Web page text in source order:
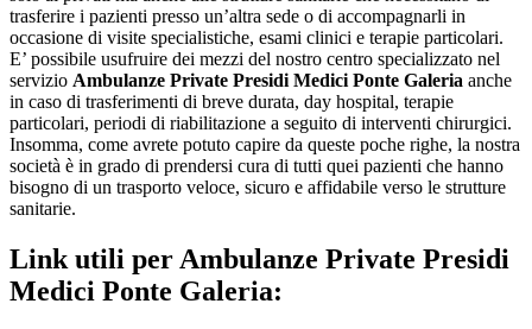
trasferire i pazienti presso un’altra sede o di accompagnarli in
occasione di visite specialistiche, esami clinici e terapie particolari.
E’ possibile usufruire dei mezzi del nostro centro specializzato nel
servizio Ambulanze Private Presidi Medici Ponte Galeria anche
in caso di trasferimenti di breve durata, day hospital, terapie
particolari, periodi di riabilitazione a seguito di interventi chirurgici.
Insomma, come avrete potuto capire da queste poche righe, la nostra
società è in grado di prendersi cura di tutti quei pazienti che hanno
bisogno di un trasporto veloce, sicuro e affidabile verso le strutture
sanitarie.
Link utili per Ambulanze Private Presidi
Medici Ponte Galeria: